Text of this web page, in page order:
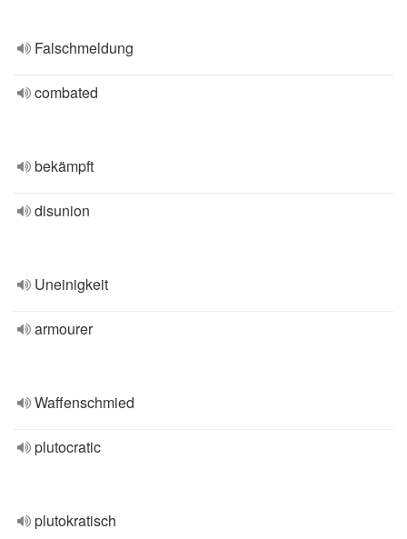
Falschmeldung
combated
bekämpft
disunion
Uneinigkeit
armourer
Waffenschmied
plutocratic
plutokratisch